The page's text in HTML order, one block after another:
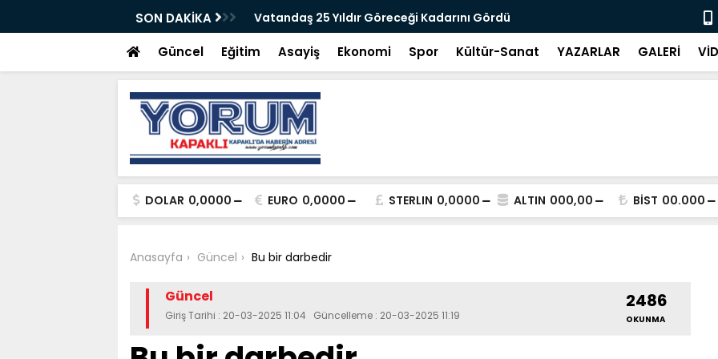
SON DAKİKA Vatandaş 25 Yıldır Göreceği Kadarını Gördü Hâlâ
Güncel Eğitim Asayiş Ekonomi Spor Kültür-Sanat YAZARLAR GALERİ
DOLAR 0,0000 EURO 0,0000 STERLIN 0,0000 ALTIN 000,00 BİST 00.000
Anasayfa Güncel Bu bir darbedir
Güncel
Giriş Tarihi : 20-03-2025 11:04 Güncelleme : 20-03-2025 11:19
2486
OKUNMA